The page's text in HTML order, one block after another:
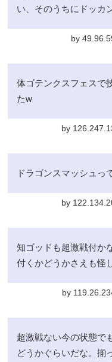
い、そのうちにドッカ
by
体ゴテンクスフェスで
たw
by
ドラゴンスマッシュっ
by
知ゴッドも超激戦付か
付くかどうかさえも怪
by
超激戦ない今の状態で
どうかぐらいだな。揃